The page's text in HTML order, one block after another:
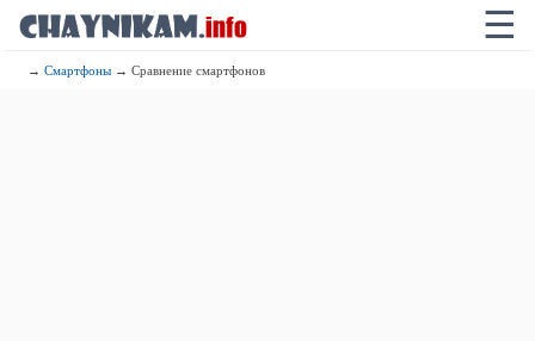
☰
→Смартфоны → Сравнение смартфонов